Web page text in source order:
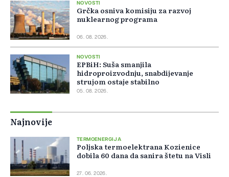
NOVOSTI
Grčka osniva komisiju za razvoj
nuklearnog programa
06. 08. 2026.
NOVOSTI
EPBiH: Suša smanjila
hidroproizvodnju, snabdijevanje
strujom ostaje stabilno
05. 08. 2026.
Najnovije
TERMOENERGIJA
Poljska termoelektrana Kozienice
dobila 60 dana da sanira štetu na Visli
27. 06. 2026.